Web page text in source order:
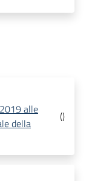
alle
della
()